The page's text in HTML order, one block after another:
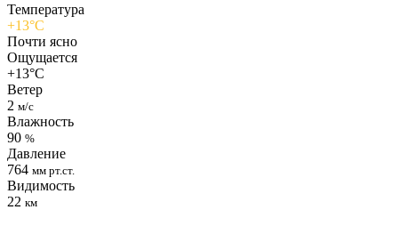
Температура
+13°C
Почти ясно
Ощущается
+13°C
Ветер
2 м/с
Влажность
90 %
Давление
764 мм рт.ст.
Видимость
22 км